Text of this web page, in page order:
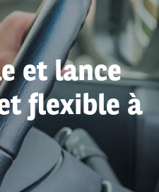
et lance
flexible à